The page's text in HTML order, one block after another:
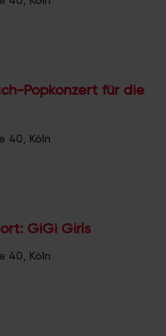
Popkonzert für die
40, Köln
GiGi Girls
40, Köln